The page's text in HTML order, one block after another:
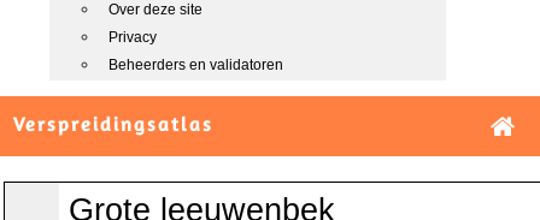
Over deze site
Privacy
Beheerders en validatoren
Verspreidingsatlas